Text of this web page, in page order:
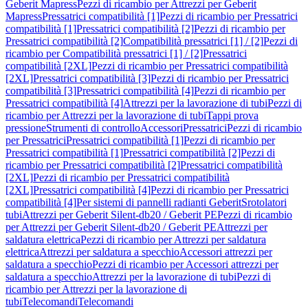
Geberit MapressPezzi di ricambio per Attrezzi per Geberit
MapressPressatrici compatibilità [1]Pezzi di ricambio per Pressatrici
compatibilità [1]Pressatrici compatibilità [2]Pezzi di ricambio per
Pressatrici compatibilità [2]Compatibilità pressatrici [1] / [2]Pezzi di
ricambio per Compatibilità pressatrici [1] / [2]Pressatrici
compatibilità [2XL]Pezzi di ricambio per Pressatrici compatibilità
[2XL]Pressatrici compatibilità [3]Pezzi di ricambio per Pressatrici
compatibilità [3]Pressatrici compatibilità [4]Pezzi di ricambio per
Pressatrici compatibilità [4]Attrezzi per la lavorazione di tubiPezzi di
ricambio per Attrezzi per la lavorazione di tubiTappi prova
pressioneStrumenti di controlloAccessoriPressatriciPezzi di ricambio
per PressatriciPressatrici compatibilità [1]Pezzi di ricambio per
Pressatrici compatibilità [1]Pressatrici compatibilità [2]Pezzi di
ricambio per Pressatrici compatibilità [2]Pressatrici compatibilità
[2XL]Pezzi di ricambio per Pressatrici compatibilità
[2XL]Pressatrici compatibilità [4]Pezzi di ricambio per Pressatrici
compatibilità [4]Per sistemi di pannelli radianti GeberitSrotolatori
tubiAttrezzi per Geberit Silent-db20 / Geberit PEPezzi di ricambio
per Attrezzi per Geberit Silent-db20 / Geberit PEAttrezzi per
saldatura elettricaPezzi di ricambio per Attrezzi per saldatura
elettricaAttrezzi per saldatura a specchioAccessori attrezzi per
saldatura a specchioPezzi di ricambio per Accessori attrezzi per
saldatura a specchioAttrezzi per la lavorazione di tubiPezzi di
ricambio per Attrezzi per la lavorazione di
tubiTelecomandiTelecomandi